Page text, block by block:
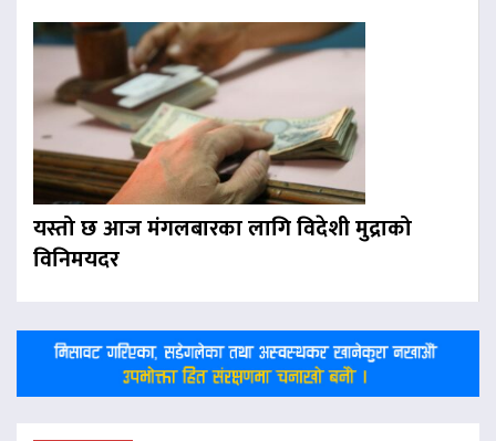
यस्तो छ आज मंगलबारका लागि विदेशी मुद्राको
विनिमयदर